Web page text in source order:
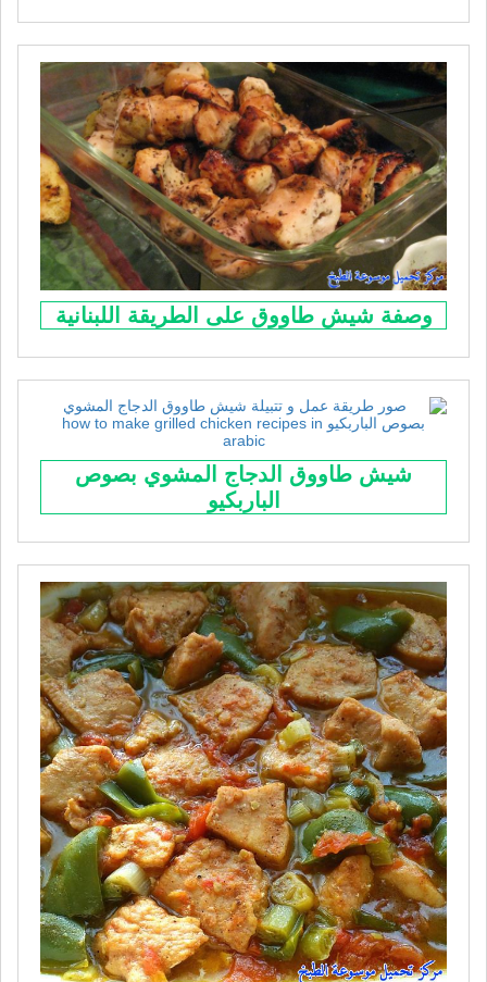
وصفة شيش طاووق على الطريقة اللبنانية
شيش طاووق الدجاج المشوي بصوص
الباربكيو